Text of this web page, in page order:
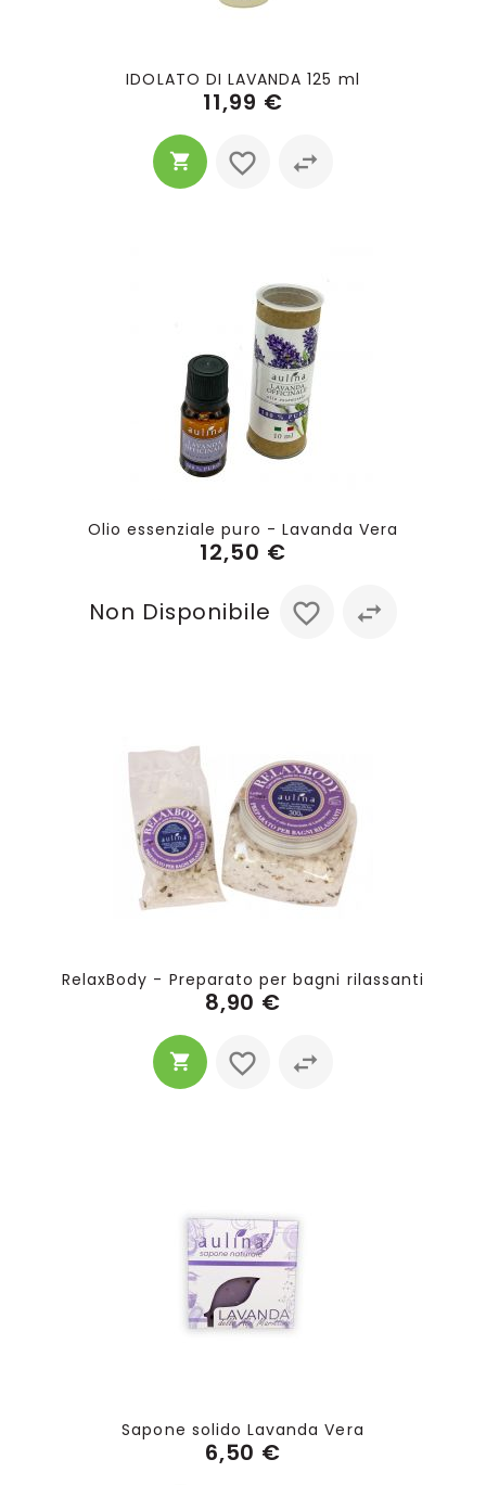
IDOLATO DI LAVANDA 125 ml
11,99 €
Olio essenziale puro - Lavanda Vera
12,50 €
Non Disponibile
RelaxBody - Preparato per bagni rilassanti
8,90 €
Sapone solido Lavanda Vera
6,50 €